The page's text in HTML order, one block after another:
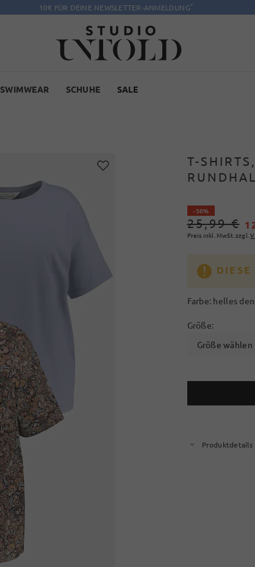
10€ FÜR DEINE NEWSLETTER-ANMELDUNG*
SWIMWEAR SCHUHE SALE
T-
- 50%
25,99 €
Preis inkl. MwSt. zzgl.
Farbe: helles
Größe:
Größe wählen
Produktdetails